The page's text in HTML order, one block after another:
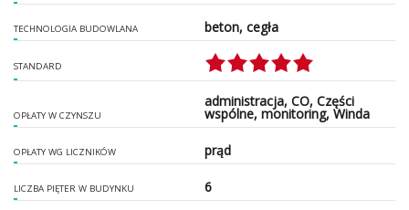
TECHNOLOGIA BUDOWLANA beton, cegła
STANDARD
OPŁATY W CZYNSZU
administracja, CO, Części
wspólne, monitoring, Winda
OPŁATY WG LICZNIKÓW prąd
LICZBA PIĘTER W BUDYNKU 6